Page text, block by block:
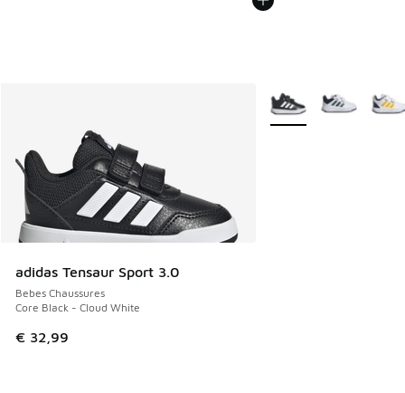
adidas Tensaur Sport 3.0
Bebes Chaussures
Core Black - Cloud White
€ 32,99
Plus de couleurs